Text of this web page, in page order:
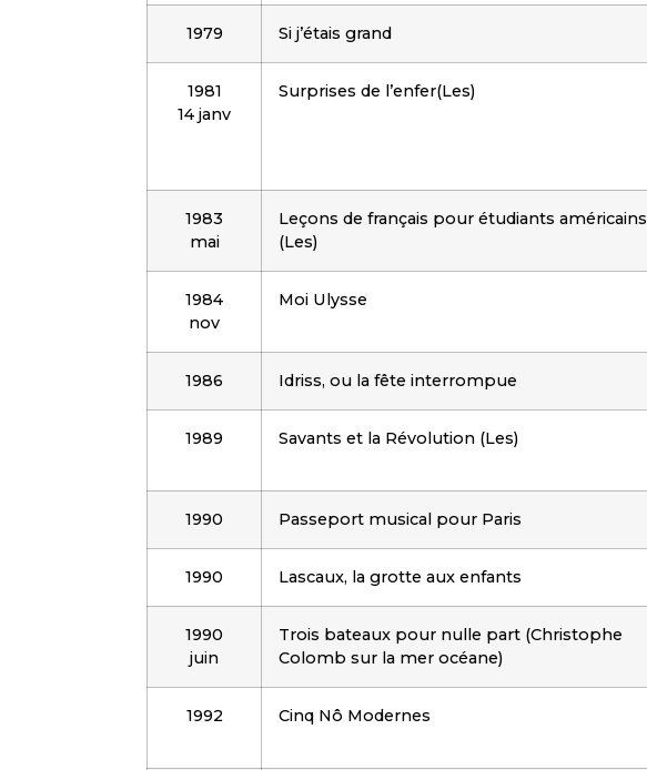
1979 Si j’étais grand
1981
14 janv
Surprises de l’enfer(Les)
1983
mai
Leçons de français pour étudiants américains
(Les)
1984
nov
Moi Ulysse
1986 Idriss, ou la fête interrompue
1989 Savants et la Révolution (Les)
1990 Passeport musical pour Paris
1990 Lascaux, la grotte aux enfants
1990
juin
Trois bateaux pour nulle part (Christophe
Colomb sur la mer océane)
1992 Cinq Nô Modernes